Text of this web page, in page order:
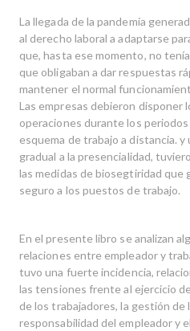
La llegada de la pandemia
al derecho laboral a adaptarse
que, hasta ese momento, no
que obligaban a dar respuestas
mantener el normal
Las empresas debieron disponer
operaciones durante los
esquema de trabajo a distancia.
gradual a la presencialidad,
las medidas de biosegtiridad que
seguro a los puestos de trabajo.
En el presente libro se analizan
relaciones entre empleador y
tuvo una fuerte incidencia,
las tensiones frente al ejercicio
de los trabajadores, la gestión de
responsabilidad del empleador y